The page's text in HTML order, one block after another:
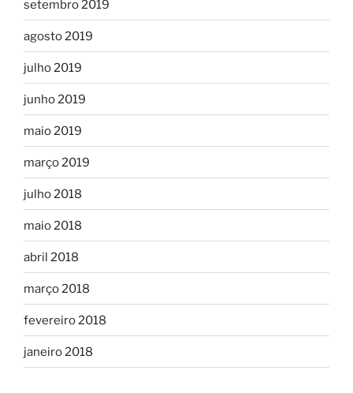
setembro 2019
agosto 2019
julho 2019
junho 2019
maio 2019
março 2019
julho 2018
maio 2018
abril 2018
março 2018
fevereiro 2018
janeiro 2018